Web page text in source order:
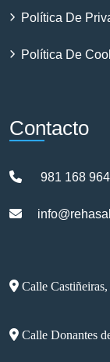
Política De
Política De
Contacto
981 168 964
Calle
Calle Donantes